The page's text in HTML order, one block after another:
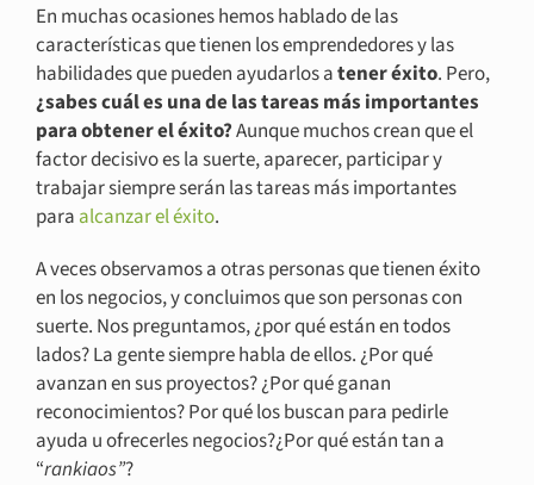
En muchas ocasiones hemos hablado de las
características que tienen los emprendedores y las
habilidades que pueden ayudarlos atener éxito. Pero,
¿sabes cuál es una de las tareas más importantes
para obtener el éxito?Aunque muchos crean que el
factor decisivo es la suerte, aparecer, participar y
trabajar siempre serán las tareas más importantes
para alcanzar el éxito.
A veces observamos a otras personas que tienen éxito
en los negocios, y concluimos que son personas con
suerte. Nos preguntamos, ¿por qué están en todos
lados? La gente siempre habla de ellos. ¿Por qué
avanzan en sus proyectos? ¿Por qué ganan
reconocimientos? Por qué los buscan para pedirle
ayuda u ofrecerles negocios?¿Por qué están tan a
“rankiaos”?